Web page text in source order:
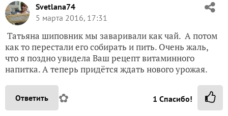
Svetlana74
5 марта 2016, 17:31
Татьяна шиповник мы заваривали как чай. А потом
как то перестали его собирать и пить. Очень жаль,
что я поздно увидела Ваш рецепт витаминного
напитка. А теперь придётся ждать нового урожая.
Ответить ✿ 1 Спасибо!